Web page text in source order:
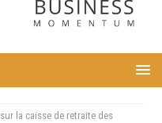
la caisse de retraite des